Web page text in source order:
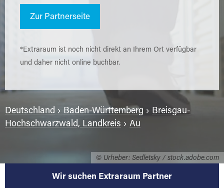
© Urheber: Sedletsky / stock.adobe.com
Zur Partnerseite
*Extraraum ist noch nicht direkt an Ihrem Ort verfügbar
und daher nicht online buchbar.
Deutschland › Baden-Württemberg › Breisgau-
Hochschwarzwald, Landkreis › Au
Wir suchen Extraraum Partner